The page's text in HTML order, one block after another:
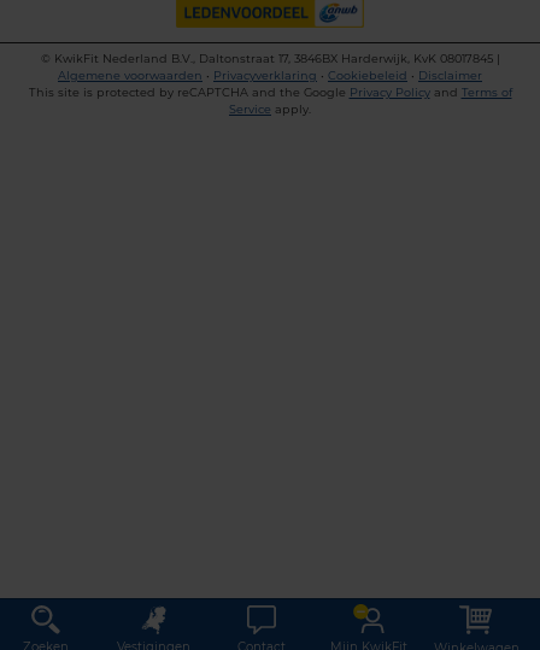
©
KwikFit Nederland B.V., Daltonstraat 17, 3846BX Harderwijk, KvK 08017845 |
Algemene voorwaarden • Privacyverklaring • Cookiebeleid • Disclaimer
This site is protected by reCAPTCHA and the Google Privacy Policyand Terms of
Service apply.
Zoeken Vestigingen Contact Mijn KwikFit